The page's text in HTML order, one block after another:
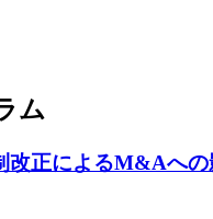
ム
改正によるM&Aへ